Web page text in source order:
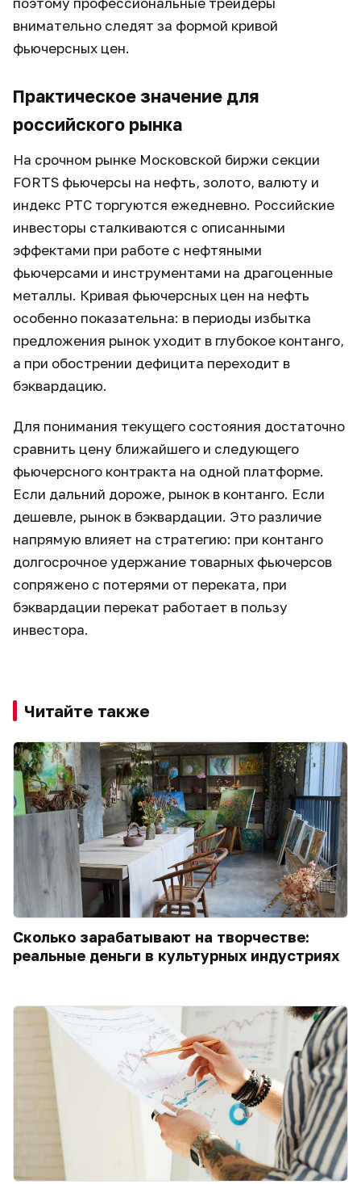
внимательно следят за формой кривой
фьючерсных цен.
Практическое значение для
российского рынка
На срочном рынке Московской биржи секции
FORTS фьючерсы на нефть, золото, валюту и
индекс РТС торгуются ежедневно. Российские
инвесторы сталкиваются с описанными
эффектами при работе с нефтяными
фьючерсами и инструментами на драгоценные
металлы. Кривая фьючерсных цен на нефть
особенно показательна: в периоды избытка
предложения рынок уходит в глубокое контанго,
а при обострении дефицита переходит в
бэквардацию.
Для понимания текущего состояния достаточно
сравнить цену ближайшего и следующего
фьючерсного контракта на одной платформе.
Если дальний дороже, рынок в контанго. Если
дешевле, рынок в бэквардации. Это различие
напрямую влияет на стратегию: при контанго
долгосрочное удержание товарных фьючерсов
сопряжено с потерями от переката, при
бэквардации перекат работает в пользу
инвестора.
Читайте также
Сколько зарабатывают на творчестве:
реальные деньги в культурных индустриях